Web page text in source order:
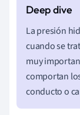
La presión
cuando se
muy
comportan
conducto o